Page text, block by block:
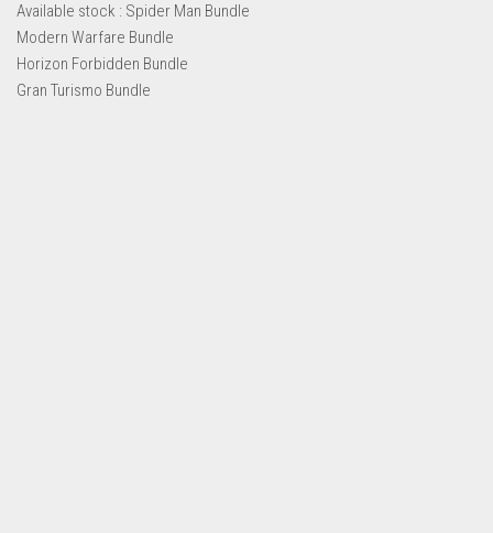
Restposten-Angebote
Restposten für Privatpersonen
eBay Restposten kaufen
Available stock : Spider Man Bundle
Modern Warfare Bundle
Horizon Forbidden Bundle
Gran Turismo Bundle